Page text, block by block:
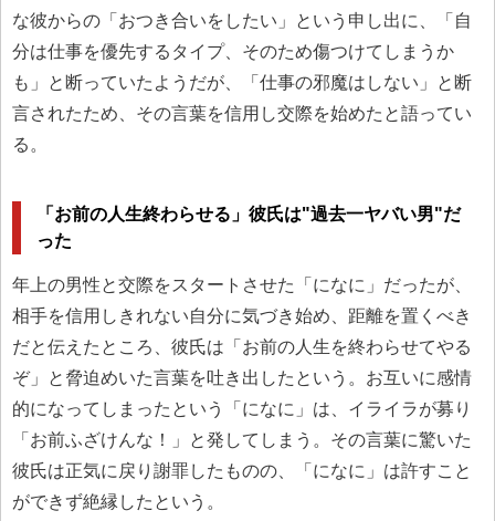
な彼からの「おつき合いをしたい」という申し出に、「自
分は仕事を優先するタイプ、そのため傷つけてしまうか
も」と断っていたようだが、「仕事の邪魔はしない」と断
言されたため、その言葉を信用し交際を始めたと語ってい
る。
「お前の人生終わらせる」彼氏は"過去一ヤバい男"だ
った
年上の男性と交際をスタートさせた「になに」だったが、
相手を信用しきれない自分に気づき始め、距離を置くべき
だと伝えたところ、彼氏は「お前の人生を終わらせてやる
ぞ」と脅迫めいた言葉を吐き出したという。お互いに感情
的になってしまったという「になに」は、イライラが募り
「お前ふざけんな！」と発してしまう。その言葉に驚いた
彼氏は正気に戻り謝罪したものの、「になに」は許すこと
ができず絶縁したという。